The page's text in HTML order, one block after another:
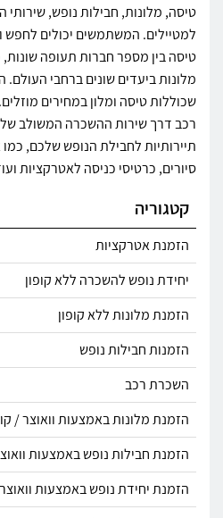
טיסה, מלונות, חבילות נופש, שירותי
למטיילים. המשתמשים יכולים לחפש
טיסה בין מספר חברות תעופה
מלונות ביעדים שונים ברחבי
שכוללות טיסה ומלון במחירים
רכב דרך שירות ההשכרה המשולב
תיירותיות לחבילת הנופש שלכם, כמו
סיורים, כרטיסי כניסה לאטרקציות
קטגוריה
הזמנת אטרקציות
יחידת נופש להשכרה ללא קופון
הזמנת מלונות ללא קופון
הזמנות חבילות נופש
השכרת רכב
הזמנת מלונות באמצעות וואוצר /
הזמנת חבילות נופש באמצעות
הזמנת יחידת נופש באמצעות